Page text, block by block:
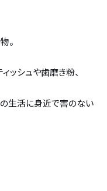
。
ッシュや歯磨き粉、
生活に身近で害のない